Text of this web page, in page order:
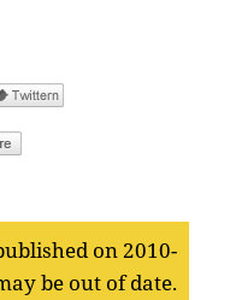
on 2010-
be out of date.